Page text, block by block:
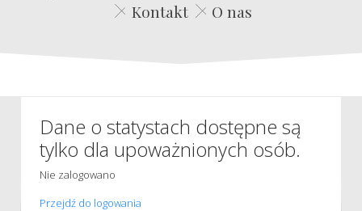
Kontakt
O nas
Dane o statystach dostępne są
tylko dla upoważnionych osób.
Nie zalogowano
Przejdź do logowania